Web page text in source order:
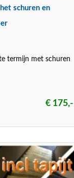
schuren en
termijn met schuren
€ 175,-